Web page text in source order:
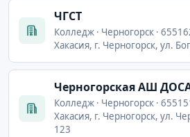
ЧГСТ
Колледж · Черногорск ·
Хакасия, г. Черногорск, ул.
Черногорская АШ
Колледж · Черногорск ·
Хакасия, г. Черногорск, ул.
123